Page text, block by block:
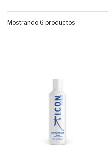
Mostrando 6 productos